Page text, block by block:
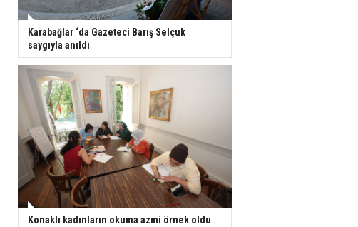
Karabağlar ‘da Gazeteci Barış Selçuk
saygıyla anıldı
Konaklı kadınların okuma azmi örnek oldu